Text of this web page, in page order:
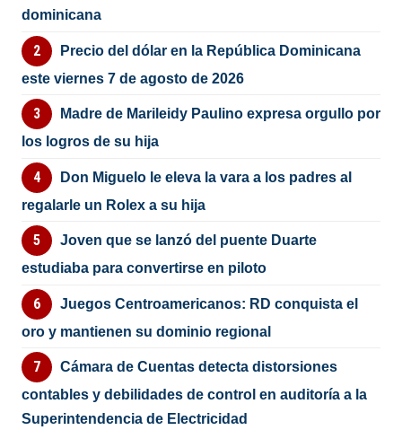
dominicana
Precio del dólar en la República Dominicana
este viernes 7 de agosto de 2026
Madre de Marileidy Paulino expresa orgullo por
los logros de su hija
Don Miguelo le eleva la vara a los padres al
regalarle un Rolex a su hija
Joven que se lanzó del puente Duarte
estudiaba para convertirse en piloto
Juegos Centroamericanos: RD conquista el
oro y mantienen su dominio regional
Cámara de Cuentas detecta distorsiones
contables y debilidades de control en auditoría a la
Superintendencia de Electricidad